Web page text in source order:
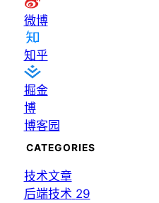
微博
知乎
掘金
博
博客园
CATEGORIES
技术文章
后端技术 29